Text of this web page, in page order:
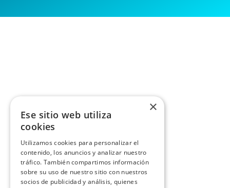
×
Ese sitio web utiliza
cookies
Utilizamos cookies para personalizar el
contenido, los anuncios y analizar nuestro
tráfico. También compartimos información
sobre su uso de nuestro sitio con nuestros
socios de publicidad y análisis, quienes